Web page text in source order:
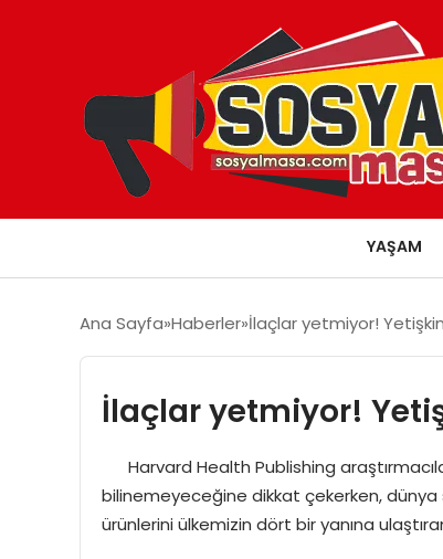
YAŞAM
Ana Sayfa Haberler İlaçlar yetmiyor!
İlaçlar yetmiyor!
Harvard Health Publishing
bilinemeyeceğine dikkat çekerken, dünya
ürünlerini ülkemizin dört bir yanına